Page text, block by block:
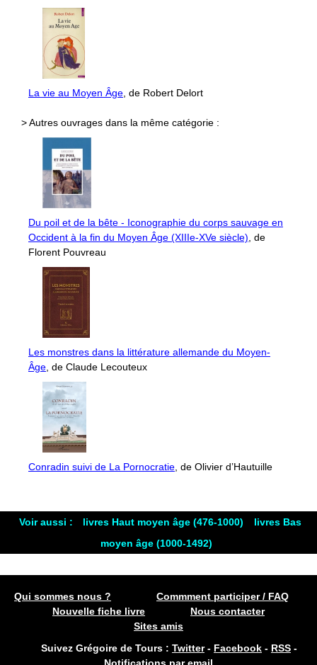
La vie au Moyen Âge, de Robert Delort
> Autres ouvrages dans la même catégorie :
Du poil et de la bête - Iconographie du corps sauvage en
Occident à la fin du Moyen Âge (XIIIe-XVe siècle), de
Florent Pouvreau
Les monstres dans la littérature allemande du Moyen-
Âge, de Claude Lecouteux
Conradin suivi de La Pornocratie, de Olivier d’Hautuille
Voir aussi : livres Haut moyen âge (476-1000)
livres Bas
moyen âge (1000-1492)
Qui sommes nous ?
Commment participer / FAQ
Nouvelle fiche livre
Nous contacter
Sites amis
Suivez Grégoire de Tours : Twitter- Facebook - RSS -